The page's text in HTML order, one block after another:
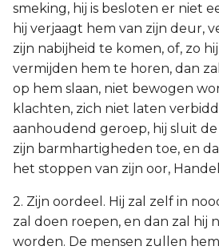
smeking, hij is besloten er niet
hij verjaagt hem van zijn deur,
zijn nabijheid te komen, of, zo
vermijden hem te horen, dan
op hem slaan, niet bewogen
klachten, zich niet laten
aanhoudend geroep, hij sluit
zijn barmhartigheden toe, en
het stoppen van zijn oor,
2. Zijn oordeel. Hij zal zelf in
zal doen roepen, en dan zal hij
worden. De mensen zullen